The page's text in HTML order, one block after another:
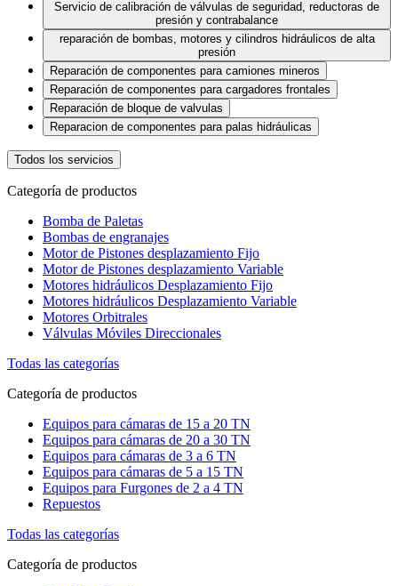
Servicio de calibración de válvulas de seguridad, reductoras de
presión y contrabalance
reparación de bombas, motores y cilindros hidráulicos de alta
presión
Reparación de componentes para camiones mineros
Reparación de componentes para cargadores frontales
Reparación de bloque de valvulas
Reparacion de componentes para palas hidráulicas
Todos los servicios
Categoría de productos
Bomba de Paletas
Bombas de engranajes
Motor de Pistones desplazamiento Fijo
Motor de Pistones desplazamiento Variable
Motores hidráulicos Desplazamiento Fijo
Motores hidráulicos Desplazamiento Variable
Motores Orbitrales
Válvulas Móviles Direccionales
Todas las categorías
Categoría de productos
Equipos para cámaras de 15 a 20 TN
Equipos para cámaras de 20 a 30 TN
Equipos para cámaras de 3 a 6 TN
Equipos para cámaras de 5 a 15 TN
Equipos para Furgones de 2 a 4 TN
Repuestos
Todas las categorías
Categoría de productos